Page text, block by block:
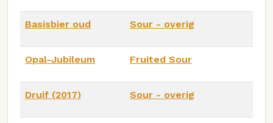
Basisbier oud Sour - overig
Opal-Jubileum Fruited Sour
Druif (2017) Sour - overig